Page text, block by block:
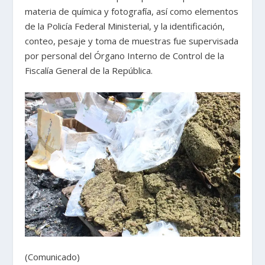
materia de química y fotografía, así como elementos
de la Policía Federal Ministerial, y la identificación,
conteo, pesaje y toma de muestras fue supervisada
por personal del Órgano Interno de Control de la
Fiscalía General de la República.
(Comunicado)